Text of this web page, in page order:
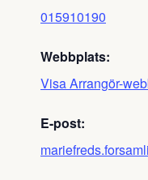
015910190
Webbplats:
Visa Arrangör-
E-post: